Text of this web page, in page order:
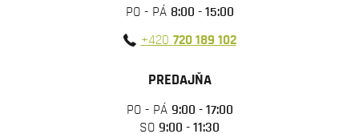
PO - PÁ 8:00 - 15:00
+420 720 189 102
PREDAJŇA
PO - PÁ 9:00 - 17:00
SO 9:00 - 11:30